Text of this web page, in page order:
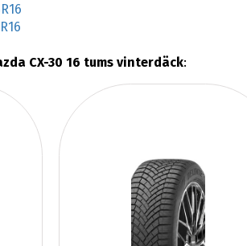
CX-30 16 tums vinterdäck: